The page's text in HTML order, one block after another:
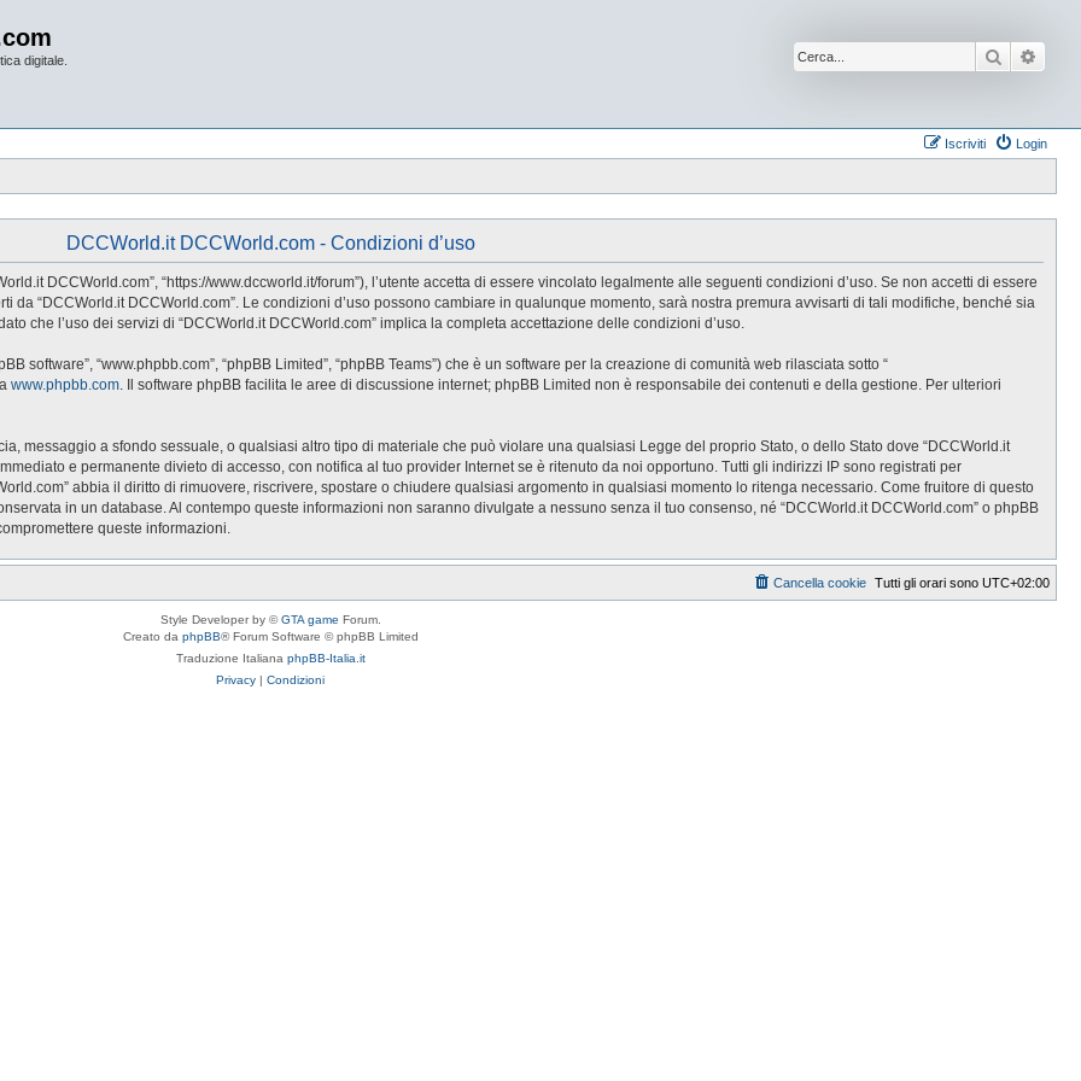
digitale. Cerca
Login
Iscriviti
DCCWorld.it DCCWorld.com - Condizioni d’uso
DCCWorld.com”, “https://www.dccworld.it/forum”), l’utente accetta di essere vincolato legalmente alle seguenti condizioni d’uso. Se non accetti di essere
da “DCCWorld.it DCCWorld.com”. Le condizioni d’uso possono cambiare in qualunque momento, sarà nostra premura avvisarti di tali modifiche, benché sia
che l’uso dei servizi di “DCCWorld.it DCCWorld.com” implica la completa accettazione delle condizioni d’uso.
software”, “www.phpbb.com”, “phpBB Limited”, “phpBB Teams”) che è un software per la creazione di comunità web rilasciata sotto “
www.phpbb.com. Il software phpBB facilita le aree di discussione internet; phpBB Limited non è responsabile dei contenuti e della gestione. Per ulteriori
messaggio a sfondo sessuale, o qualsiasi altro tipo di materiale che può violare una qualsiasi Legge del proprio Stato, o dello Stato dove “DCCWorld.it
e permanente divieto di accesso, con notifica al tuo provider Internet se è ritenuto da noi opportuno. Tutti gli indirizzi IP sono registrati per
abbia il diritto di rimuovere, riscrivere, spostare o chiudere qualsiasi argomento in qualsiasi momento lo ritenga necessario. Come fruitore di questo
in un database. Al contempo queste informazioni non saranno divulgate a nessuno senza il tuo consenso, né “DCCWorld.it DCCWorld.com” o phpBB
queste informazioni.
Tutti gli orari sono UTC+02:00
Cancella cookie
Style Developer by ©GTA game Forum.
Creato da phpBB® Forum Software © phpBB Limited
Traduzione Italiana phpBB-Italia.it
Privacy | Condizioni